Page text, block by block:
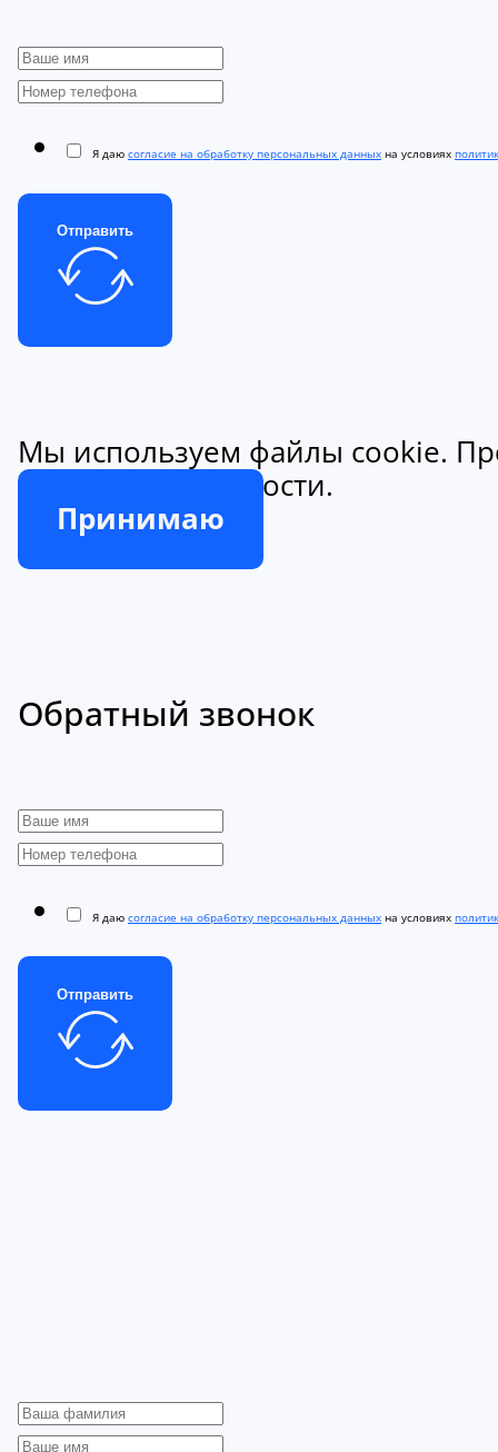
Я даю согласие на обработку персональных данных на условиях
Отправить
Мы используем файлы cookie.
конфиденциальности.
Принимаю
Обратный звонок
Я даю согласие на обработку персональных данных на условиях
Отправить